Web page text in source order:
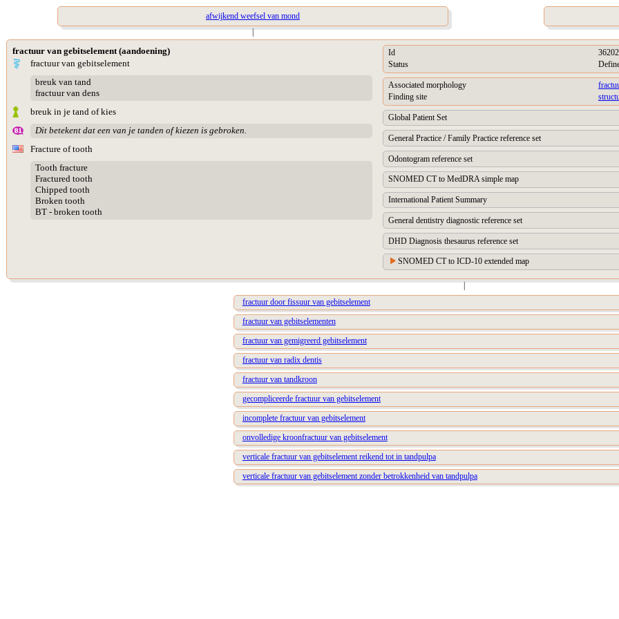
afwijkend weefsel van mond
|
fractuur van gebitselement (aandoening)
fractuur van gebitselement
breuk van tand
fractuur van dens
breuk in je tand of kies
Dit betekent dat een van je tanden of kiezen is gebroken.
Fracture of tooth
Tooth fracture
Fractured tooth
Chipped tooth
Broken tooth
BT - broken tooth
Id
Status
Associated morphology
Finding site
Global Patient Set
General Practice / Family Practice reference set
Odontogram reference set
SNOMED CT to MedDRA simple map
International Patient Summary
General dentistry diagnostic reference set
DHD Diagnosis thesaurus reference set
SNOMED CT to ICD-10 extended map
|
fractuur door fissuur van gebitselement
fractuur van gebitselementen
fractuur van gemigreerd gebitselement
fractuur van radix dentis
fractuur van tandkroon
gecompliceerde fractuur van gebitselement
incomplete fractuur van gebitselement
onvolledige kroonfractuur van gebitselement
verticale fractuur van gebitselement reikend tot in tandpulpa
verticale fractuur van gebitselement zonder betrokkenheid van tandpulpa